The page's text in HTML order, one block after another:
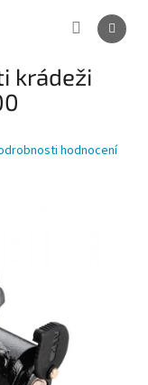
krádeži
hodnocení